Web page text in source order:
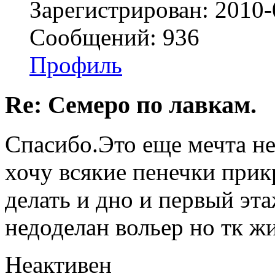
Зарегистрирован:
Сообщений: 936
Профиль
Re: Семеро по лавкам.
Спасибо.Это еще мечта
хочу всякие пенечки
делать и дно и первый
недоделан вольер но тк
Неактивен